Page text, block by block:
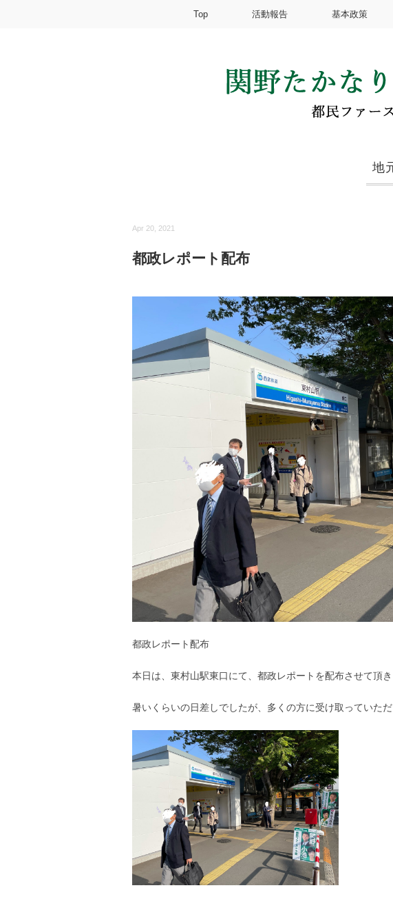
Top 活動報告 基本政策
地
Apr 20, 2021
都政レポート配布
都政レポート配布
本日は、東村山駅東口にて、都政レポートを配布させて頂き
暑いくらいの日差しでしたが、多くの方に受け取っていただ